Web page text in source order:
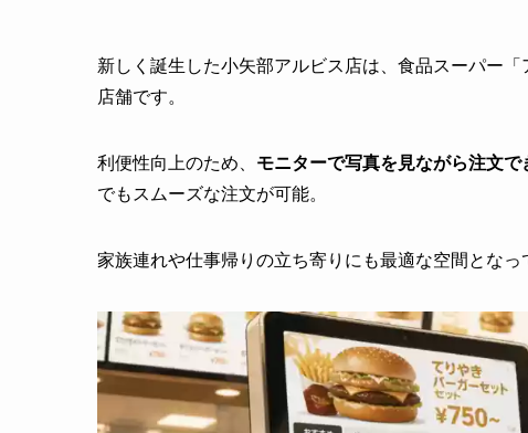
新しく誕生した小矢部アルビス店は、食品スーパー
店舗です。
利便性向上のため、 モニターで写真を見ながら注文で
でもスムーズな注文が可能。
家族連れや仕事帰りの立ち寄りにも最適な空間となっ